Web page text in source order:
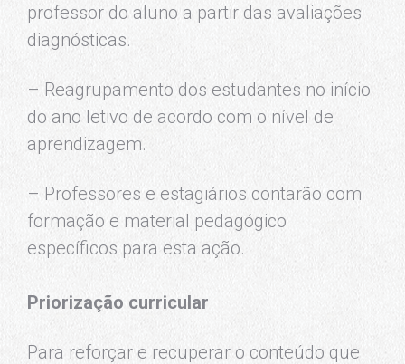
professor do aluno a partir das avaliações
diagnósticas.
– Reagrupamento dos estudantes no início
do ano letivo de acordo com o nível de
aprendizagem.
– Professores e estagiários contarão com
formação e material pedagógico
específicos para esta ação.
Priorização curricular
Para reforçar e recuperar o conteúdo que